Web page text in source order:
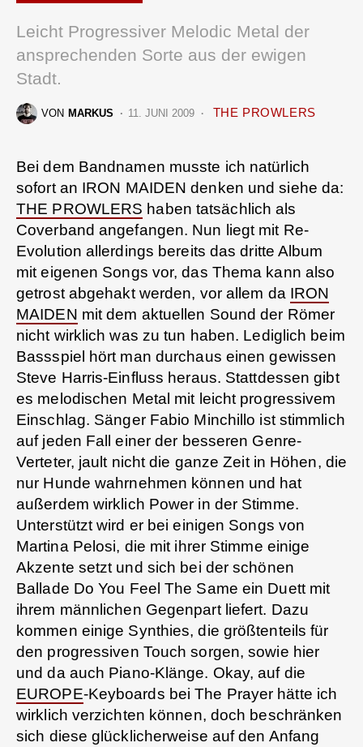
Leicht Progressiver Melodic Metal der
ansprechenden Sorte aus der ewigen
Stadt.
VON MARKUS 11. JUNI 2009 THE PROWLERS
Bei dem Bandnamen musste ich natürlich
sofort an IRON MAIDEN denken und siehe da:
THE PROWLERS haben tatsächlich als
Coverband angefangen. Nun liegt mit Re-
Evolution allerdings bereits das dritte Album
mit eigenen Songs vor, das Thema kann also
getrost abgehakt werden, vor allem da IRON
MAIDEN mit dem aktuellen Sound der Römer
nicht wirklich was zu tun haben. Lediglich beim
Bassspiel hört man durchaus einen gewissen
Steve Harris-Einfluss heraus. Stattdessen gibt
es melodischen Metal mit leicht progressivem
Einschlag. Sänger Fabio Minchillo ist stimmlich
auf jeden Fall einer der besseren Genre-
Verteter, jault nicht die ganze Zeit in Höhen, die
nur Hunde wahrnehmen können und hat
außerdem wirklich Power in der Stimme.
Unterstützt wird er bei einigen Songs von
Martina Pelosi, die mit ihrer Stimme einige
Akzente setzt und sich bei der schönen
Ballade Do You Feel The Same ein Duett mit
ihrem männlichen Gegenpart liefert. Dazu
kommen einige Synthies, die größtenteils für
den progressiven Touch sorgen, sowie hier
und da auch Piano-Klänge. Okay, auf die
EUROPE-Keyboards bei The Prayer hätte ich
wirklich verzichten können, doch beschränken
sich diese glücklicherweise auf den Anfang